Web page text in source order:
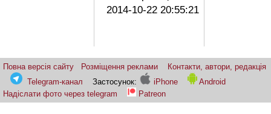
2014-10-22 20:55:21
Повна версія сайту Розміщення реклами
Контакти, автори, редакція
Telegram-канал
Застосунок: iPhone
Android
Надіслати фото через telegram
Patreon